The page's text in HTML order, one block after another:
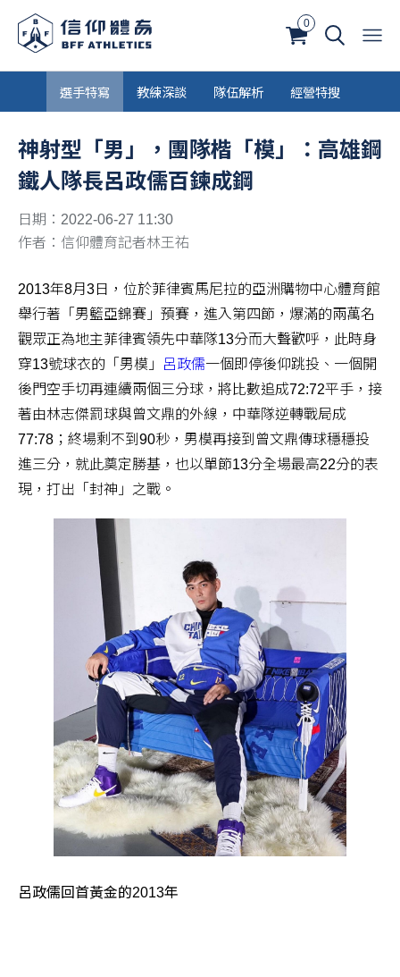
0
選手特寫 教練深談 隊伍解析 經營特搜
神射型「男」，團隊楷「模」：高雄鋼
鐵人隊長呂政儒百鍊成鋼
日期：2022-06-27 11:30
作者：信仰體育記者林王祐
2013年8月3日，位於菲律賓馬尼拉的亞洲購物中心體育館
舉行著「男籃亞錦賽」預賽，進入第四節，爆滿的兩萬名
觀眾正為地主菲律賓領先中華隊13分而大聲歡呼，此時身
穿13號球衣的「男模」
呂政儒一個即停後仰跳投、一個開
後門空手切再連續兩個三分球，將比數追成72:72平手，接
著由林志傑罰球與曾文鼎的外線，中華隊逆轉戰局成
77:78；終場剩不到90秒，男模再接到曾文鼎傳球穩穩投
進三分，就此奠定勝基，也以單節13分全場最高22分的表
現，打出「封神」之戰。
呂政儒回首黃金的2013年